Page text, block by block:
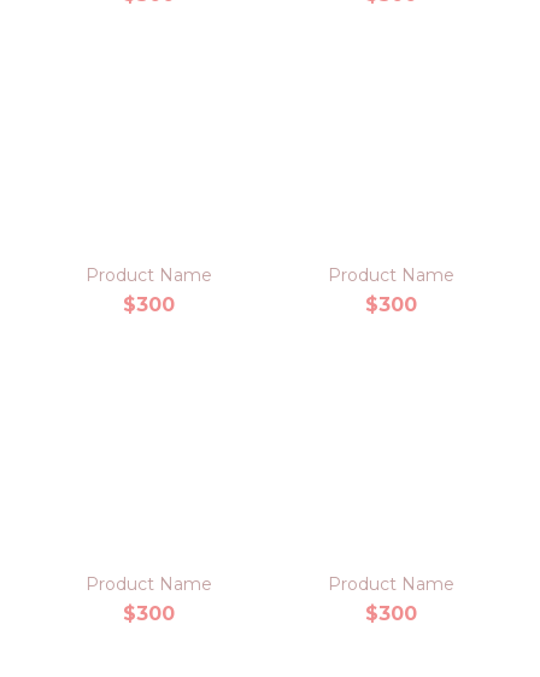
Product Name
$300
Product Name
$300
Product Name
$300
Product Name
$300